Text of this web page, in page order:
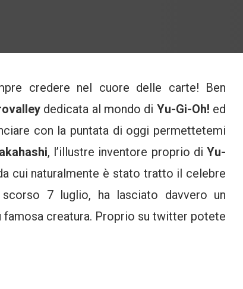
credere nel cuore delle carte! Ben
dedicata al mondo di Yu-Gi-Oh! ed
con la puntata di oggi permettetemi
, l’illustre inventore proprio di Yu-
cui naturalmente è stato tratto il celebre
7 luglio, ha lasciato davvero un
creatura. Proprio su twitter potete